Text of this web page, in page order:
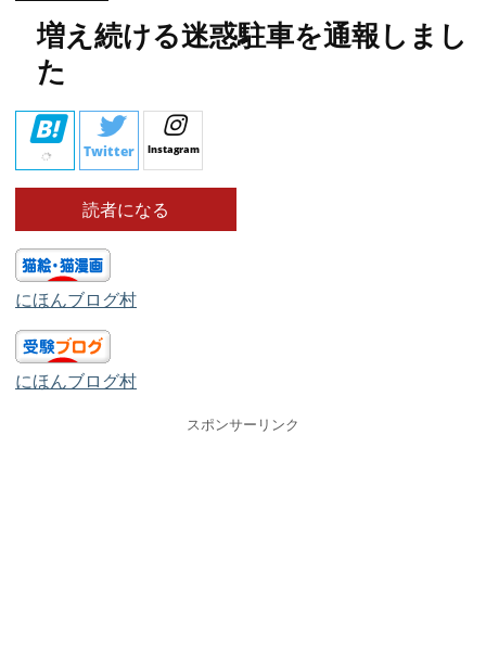
増え続ける迷惑駐車を通報しまし
た
Twitter Instagram
読者になる
にほんブログ村
にほんブログ村
スポンサーリンク